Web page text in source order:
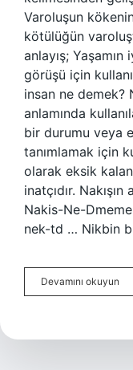
Varoluşun
kötülüğün
anlayış;
görüşü için
insan ne demek?
anlamında
bir durumu veya
tanımlamak için
olarak eksik
inatçıdır.
Nakis-Ne-
nek-td … Nikbin
Devamını okuyun